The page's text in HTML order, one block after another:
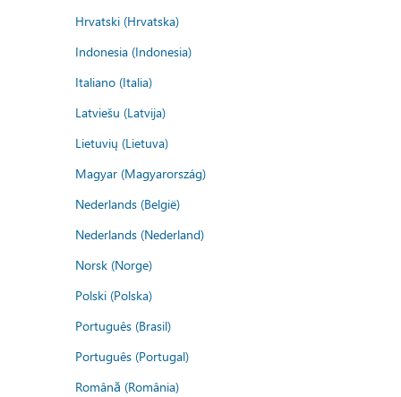
Hrvatski (Hrvatska)
Indonesia (Indonesia)
Italiano (Italia)
Latviešu (Latvija)
Lietuvių (Lietuva)
Magyar (Magyarország)
Nederlands (België)
Nederlands (Nederland)
Norsk (Norge)
Polski (Polska)
Português (Brasil)
Português (Portugal)
Română (România)